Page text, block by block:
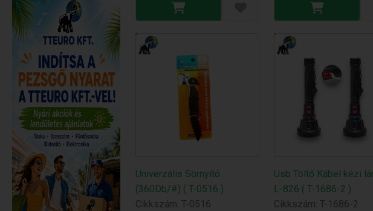
Univerzális Sörnyító
(360Db/#) ( T-0516 )
Cikkszám: T-0516
Usb Töltő Kábel kézi
L-826 ( T-1686-2 )
Cikkszám: T-1686-2